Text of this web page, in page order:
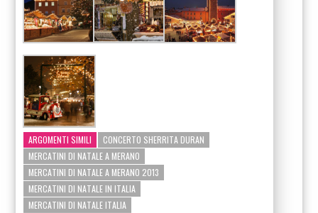
ARGOMENTI SIMILI
CONCERTO SHERRITA DURAN
MERCATINI DI NATALE A MERANO
MERCATINI DI NATALE A MERANO 2013
MERCATINI DI NATALE IN ITALIA
MERCATINI DI NATALE ITALIA